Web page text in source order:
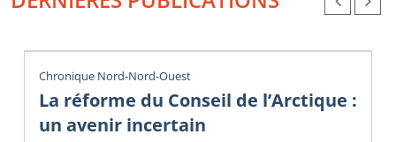
Chronique Nord-Nord-Ouest
La réforme du Conseil de l’Arctique :
un avenir incertain